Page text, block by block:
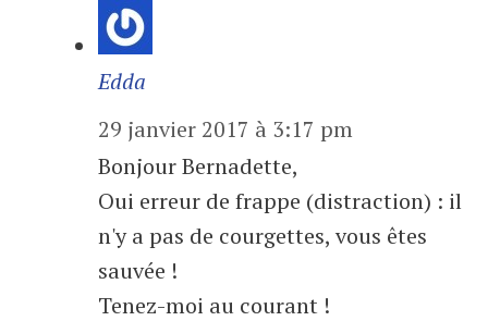
Edda
29 janvier 2017 à 3:17 pm
Bonjour Bernadette,
Oui erreur de frappe (distraction) : il
n'y a pas de courgettes, vous êtes
sauvée !
Tenez-moi au courant !